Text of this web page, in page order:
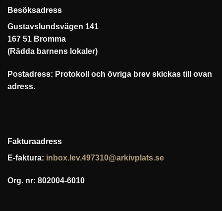
Besöksadress
Gustavslundsvägen 141
167 51 Bromma
(Rädda barnens lokaler)
Postadress: Protokoll och övriga brev skickas till ovan
adress.
Fakturaadress
E-faktura: inbox.lev.497310@arkivplats.se
Org. nr: 802004-6010